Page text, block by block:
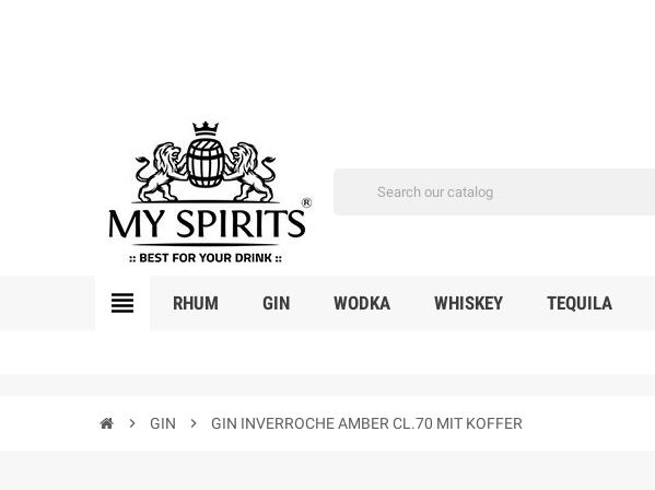
view_headline RHUM GIN WODKA WHISKEY TEQUILA
chevron_right GIN chevron_right GIN INVERROCHE AMBER CL.70 MIT KOFFER